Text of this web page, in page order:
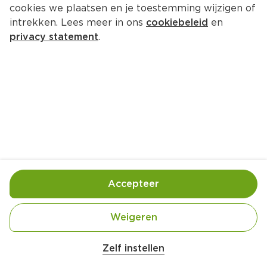
Koningsvogel sambal manis
Per Pot 280 g  (per kilo €13.89)
Gebruik- en bewaarinstructies
Koel en droog bewaren.
cookies we plaatsen en je toestemming wijzigen of
intrekken. Lees meer in ons cookiebeleid en
privacy statement.
Zelf instellen
Weigeren
Accepteer